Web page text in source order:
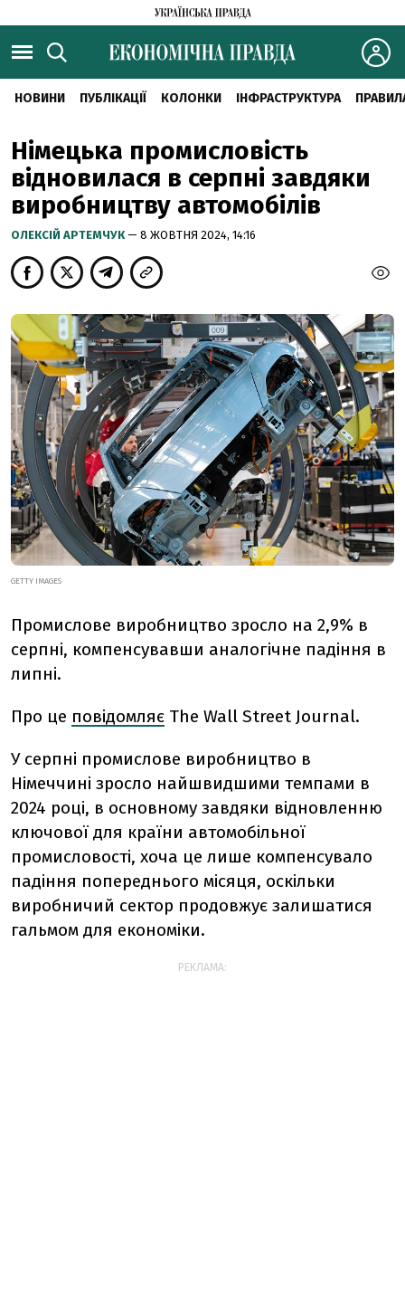
НОВИНИ ПУБЛІКАЦІЇ КОЛОНКИ ІНФРАСТРУКТУРА
Німецька промисловість
відновилася в серпні завдяки
виробництву автомобілів
ОЛЕКСІЙ АРТЕМЧУК — 8 ЖОВТНЯ 2024, 14:16
GETTY IMAGES
Промислове виробництво зросло на 2,9% в
серпні, компенсувавши аналогічне падіння в
липні.
Про це повідомляє The Wall Street Journal.
У серпні промислове виробництво в
Німеччині зросло найшвидшими темпами в
2024 році, в основному завдяки відновленню
ключової для країни автомобільної
промисловості, хоча це лише компенсувало
падіння попереднього місяця, оскільки
виробничий сектор продовжує залишатися
гальмом для економіки.
РЕКЛАМА: